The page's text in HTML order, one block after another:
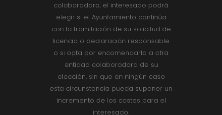
colaboradora, el interesado podrá
elegir si el Ayuntamiento continúa
con la tramitación de su solicitud de
licencia o declaración responsable
o si opta por encomendarla a otra
entidad colaboradora de su
elección, sin que en ningún caso
esta circunstancia pueda suponer un
incremento de los costes para el
interesado.